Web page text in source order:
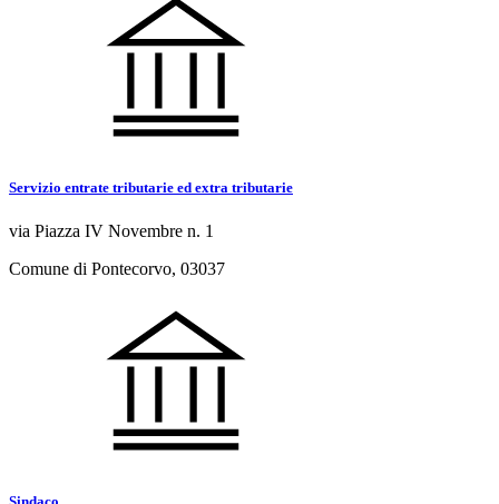
Servizio entrate tributarie ed extra tributarie
via Piazza IV Novembre n. 1
Comune di Pontecorvo, 03037